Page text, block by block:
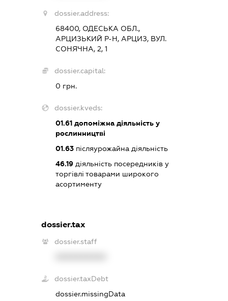
dossier.address:
68400, ОДЕСЬКА ОБЛ.,
АРЦИЗЬКИЙ Р-Н, АРЦИЗ, ВУЛ.
СОНЯЧНА, 2, 1
dossier.capital:
0 грн.
dossier.kveds:
01.61допоміжна діяльність у
рослинництві
01.63післяурожайна діяльність
46.19діяльність посередників у
торгівлі товарами широкого
асортименту
dossier.tax
dossier.staff
dossier.taxDebt
dossier.missingData